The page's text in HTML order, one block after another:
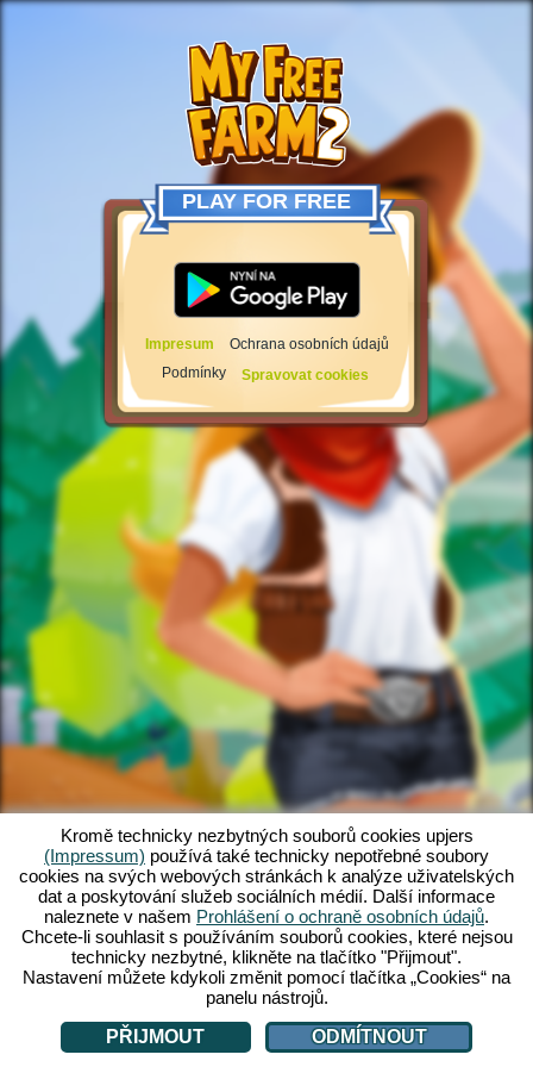
PLAY FOR FREE
Impresum
Ochrana osobních údajů
Podmínky
Spravovat cookies
Kromě technicky nezbytných souborů cookies upjers
(Impressum) používá také technicky nepotřebné soubory
cookies na svých webových stránkách k analýze uživatelských
dat a poskytování služeb sociálních médií. Další informace
naleznete v našem Prohlášení o ochraně osobních údajů.
Chcete-li souhlasit s používáním souborů cookies, které nejsou
technicky nezbytné, klikněte na tlačítko "Přijmout".
Nastavení můžete kdykoli změnit pomocí tlačítka „Cookies“ na
panelu nástrojů.
PŘIJMOUT
ODMÍTNOUT